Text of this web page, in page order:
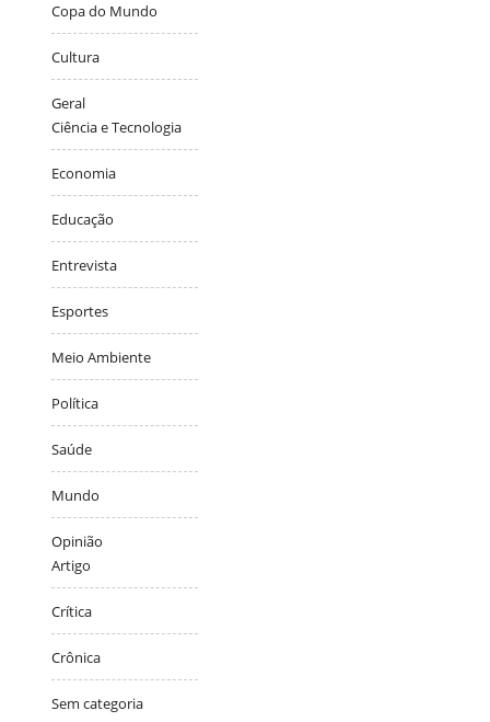
Copa do Mundo
Cultura
Geral
Ciência e Tecnologia
Economia
Educação
Entrevista
Esportes
Meio Ambiente
Política
Saúde
Mundo
Opinião
Artigo
Crítica
Crônica
Sem categoria